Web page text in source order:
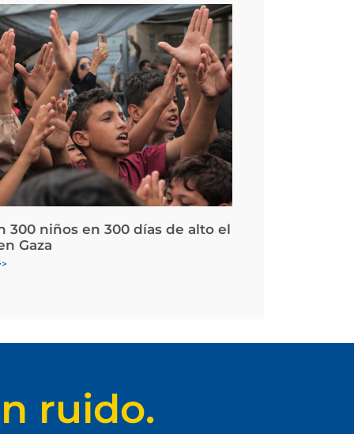
300 niños en 300 días de alto el
Gaza
ruido.